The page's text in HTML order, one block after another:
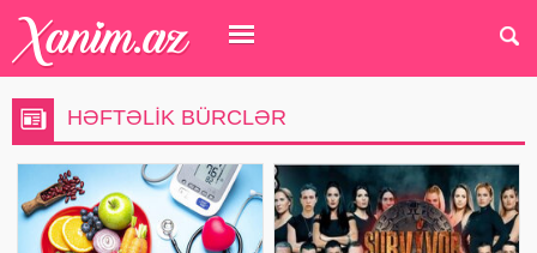
HƏFTƏLIK BÜRCLƏR